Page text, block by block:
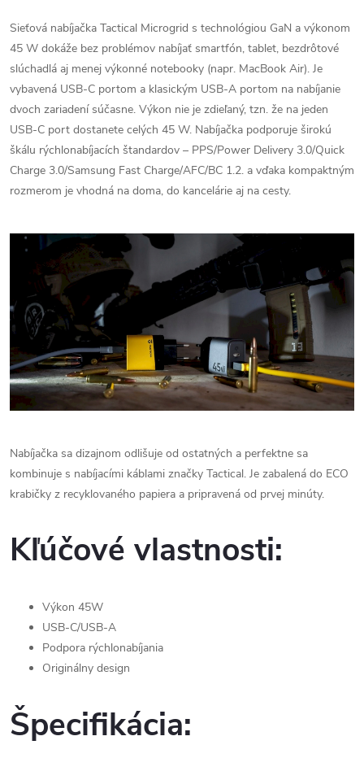
Sieťová nabíjačka Tactical Microgrid s technológiou GaN a výkonom
45 W dokáže bez problémov nabíjať smartfón, tablet, bezdrôtové
slúchadlá aj menej výkonné notebooky (napr. MacBook Air). Je
vybavená USB-C portom a klasickým USB-A portom na nabíjanie
dvoch zariadení súčasne. Výkon nie je zdieľaný, tzn. že na jeden
USB-C port dostanete celých 45 W. Nabíjačka podporuje širokú
škálu rýchlonabíjacích štandardov – PPS/Power Delivery 3.0/Quick
Charge 3.0/Samsung Fast Charge/AFC/BC 1.2. a vďaka kompaktným
rozmerom je vhodná na doma, do kancelárie aj na cesty.
Nabíjačka sa dizajnom odlišuje od ostatných a perfektne sa
kombinuje s nabíjacími káblami značky Tactical. Je zabalená do ECO
krabičky z recyklovaného papiera a pripravená od prvej minúty.
Kľúčové vlastnosti:
Výkon 45W
USB-C/USB-A
Podpora rýchlonabíjania
Originálny design
Špecifikácia: